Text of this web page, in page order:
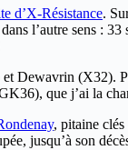
d’X-Résistance.
l’autre sens :
Dewavrin
que j’ai la
, pitaine clés
jusqu’à son